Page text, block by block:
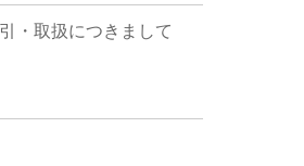
・取扱につきまして